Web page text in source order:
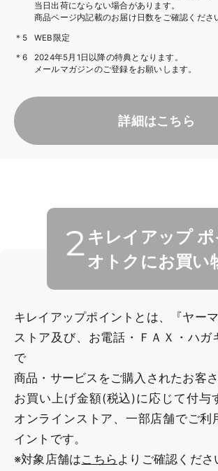
当日出荷にならない場合があります。
商品ページ内記載のお届け日数をご確認くださ
WEB限定
2024年5月1日以降の特典となります。
メールマガジンのご登録をお願いします。
詳細はこちら
キレイアップポ
オトクにお買い
キレイアップポイントとは、『ヤー
ストア及び、お電話・ＦＡＸ・ハガ
で
商品・サービスをご購入されたお客さ
お買い上げ金額(税込)に応じて付与
オンラインストア、一部店舗でご利
イントです。
※対象店舗はこちら よりご確認くださ